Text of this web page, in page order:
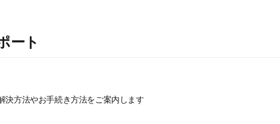
ート
決方法やお手続き方法をご案内します